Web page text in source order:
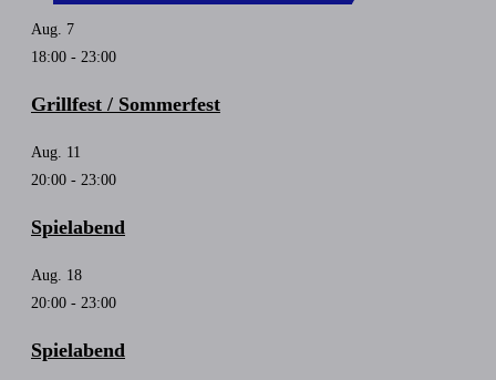
Aug. 7
18:00 - 23:00
Grillfest / Sommerfest
Aug. 11
20:00 - 23:00
Spielabend
Aug. 18
20:00 - 23:00
Spielabend